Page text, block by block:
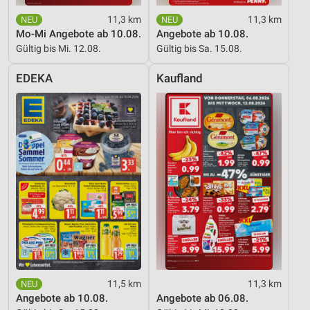
11,3 km
Mo-Mi Angebote ab 10.08.
Gültig bis Mi. 12.08.
11,3 km
Angebote ab 10.08.
Gültig bis Sa. 15.08.
EDEKA
11,5 km
Angebote ab 10.08.
Kaufland
11,3 km
Angebote ab 06.08.
Analyse von Zielgruppen durch Statistiken oder
Kombinationen von Daten aus verschiedenen
Quellen
Entwicklung und Verbesserung der Angebote
Verwendung reduzierter Daten zur Auswahl von
Inhalten
IAB-Besonderheiten:
Verwendung genauer Standortdaten
Geräte anhand von aktiv angeforderten
Informationen identifizieren
Nicht-IAB-Verarbeitungszwecke:
Notwendig
Performance
Funktional